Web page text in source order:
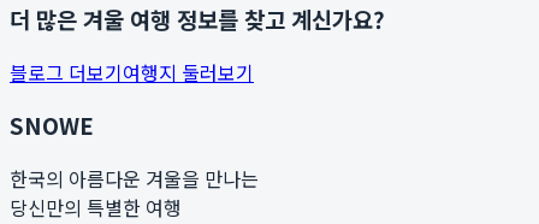
더 많은 겨울 여행 정보를 찾고 계신가요?
블로그 더보기여행지 둘러보기
SNOWE
한국의 아름다운 겨울을 만나는
당신만의 특별한 여행